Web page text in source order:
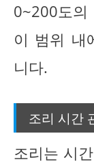
0~200도
이 범위 내
니다.
조리 시간
조리는 시